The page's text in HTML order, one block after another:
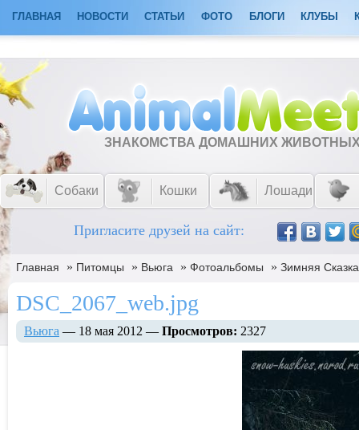
ГЛАВНАЯ НОВОСТИ СТАТЬИ ФОТО БЛОГИ КЛУБЫ
ЗНАКОМСТВА ДОМАШНИХ
Собаки Кошки Лошади
Пригласите друзей на сайт:
Главная » Питомцы » Вьюга » Фотоальбомы » Зимняя
DSC_2067_web.jpg
Вьюга — 18 мая 2012 — Просмотров: 2327